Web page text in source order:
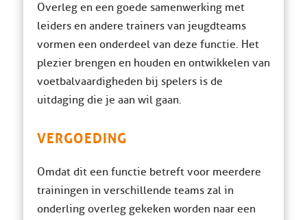
Overleg en een goede samenwerking met
leiders en andere trainers van jeugdteams
vormen een onderdeel van deze functie. Het
plezier brengen en houden en ontwikkelen van
voetbalvaardigheden bij spelers is de
uitdaging die je aan wil gaan.
VERGOEDING
Omdat dit een functie betreft voor meerdere
trainingen in verschillende teams zal in
onderling overleg gekeken worden naar een